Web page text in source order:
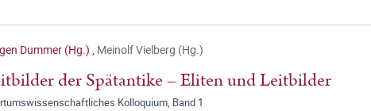
Dummer (Hg.) , Meinolf Vielberg (Hg.)
der Spätantike – Eliten und Leitbilder
Kolloquium, Band 1